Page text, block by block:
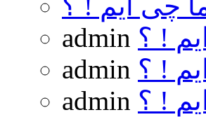
چی ایم ! ؟
admin ! ؟
admin ! ؟
admin ! ؟